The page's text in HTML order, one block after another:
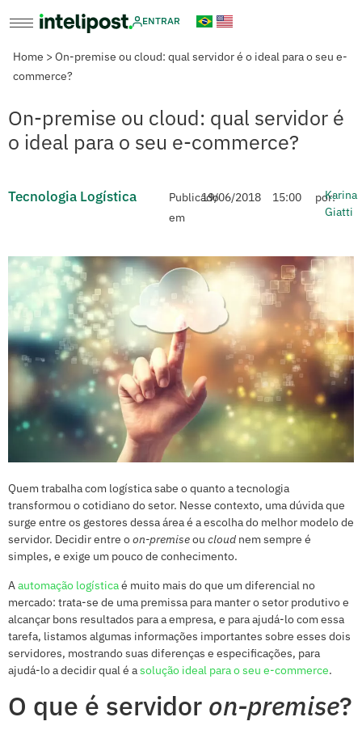
ENTRAR
Home > On-premise ou cloud: qual servidor é o ideal para o seu e-
commerce?
On-premise ou cloud: qual servidor é
o ideal para o seu e-commerce?
Tecnologia Logística
Publicado
em
19/06/2018 15:00 por:Karina
Giatti
Quem trabalha com logística sabe o quanto a tecnologia
transformou o cotidiano do setor. Nesse contexto, uma dúvida que
surge entre os gestores dessa área é a escolha do melhor modelo de
servidor. Decidir entre oon-premiseou cloud nem sempre é
simples, e exige um pouco de conhecimento.
Aautomação logísticaé muito mais do que um diferencial no
mercado: trata-se de uma premissa para manter o setor produtivo e
alcançar bons resultados para a empresa, e para ajudá-lo com essa
tarefa, listamos algumas informações importantes sobre esses dois
servidores, mostrando suas diferenças e especificações, para
ajudá-lo a decidir qual é asolução ideal para o seu e-commerce.
O que é servidor on-premise?